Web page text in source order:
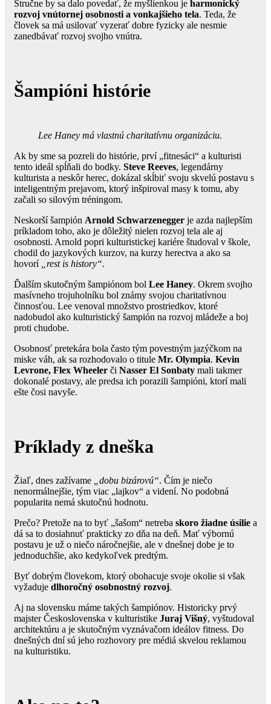
Stručne by sa dalo povedať, že myšlienkou je harmonický
rozvoj vnútornej osobnosti a vonkajšieho tela. Teda, že
človek sa má usilovať vyzerať dobre fyzicky ale nesmie
zanedbávať rozvoj svojho vnútra.
Šampióni histórie
Lee Haney má vlastnú charitatívnu organizáciu.
Ak by sme sa pozreli do histórie, prví „fitnesáci“ a kulturisti
tento ideál spĺňali do bodky. Steve Reeves, legendárny
kulturista a neskôr herec, dokázal skĺbiť svoju skvelú postavu s
inteligentným prejavom, ktorý inšpiroval masy k tomu, aby
začali so silovým tréningom.
Neskorší šampión Arnold Schwarzenegger je azda najlepším
príkladom toho, ako je dôležitý nielen rozvoj tela ale aj
osobnosti. Arnold popri kulturistickej kariére študoval v škole,
chodil do jazykových kurzov, na kurzy herectva a ako sa
hovorí
„rest is history“.
Ďalším skutočným šampiónom bol Lee Haney. Okrem svojho
masívneho trojuholníku bol známy svojou charitatívnou
činnosťou. Lee venoval množstvo prostriedkov, ktoré
nadobudol ako kulturistický šampión na rozvoj mládeže a boj
proti chudobe.
Osobnosť pretekára bola často tým povestným jazýčkom na
miske váh, ak sa rozhodovalo o titule Mr. Olympia. Kevin
Levrone, Flex Wheeler či Nasser El Sonbaty mali takmer
dokonalé postavy, ale predsa ich porazili šampióni, ktorí mali
ešte čosi navyše.
Príklady z dneška
Žiaľ, dnes zažívame „dobu bizárovú“. Čím je niečo
nenormálnejšie, tým viac „lajkov“ a videní. No podobná
popularita nemá skutočnú hodnotu.
Prečo? Pretože na to byť „šašom“ netreba skoro žiadne úsilie a
dá sa to dosiahnuť prakticky zo dňa na deň. Mať výbornú
postavu je už o niečo náročnejšie, ale v dnešnej dobe je to
jednoduchšie, ako kedykoľvek predtým.
Byť dobrým človekom, ktorý obohacuje svoje okolie si však
vyžaduje dlhoročný osobnostný rozvoj.
Aj na slovensku máme takých šampiónov. Historicky prvý
majster Československa v kulturistike Juraj Višný, vyštudoval
architektúru a je skutočným vyznávačom ideálov fitness. Do
dnešných dní sú jeho rozhovory pre médiá skvelou reklamou
na kulturistiku.